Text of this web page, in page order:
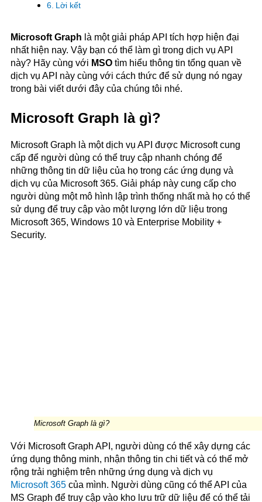
Lời kết
Microsoft Graph là một giải pháp API tích hợp hiện đại
nhất hiện nay. Vậy bạn có thể làm gì trong dịch vụ API
này? Hãy cùng với MSO tìm hiểu thông tin tổng quan về
dịch vụ API này cùng với cách thức để sử dụng nó ngay
trong bài viết dưới đây của chúng tôi nhé.
Microsoft Graph là gì?
Microsoft Graph là một dịch vụ API được Microsoft cung
cấp để người dùng có thể truy cập nhanh chóng để
những thông tin dữ liệu của họ trong các ứng dụng và
dịch vụ của Microsoft 365. Giải pháp này cung cấp cho
người dùng một mô hình lập trình thống nhất mà họ có thể
sử dụng để truy cập vào một lượng lớn dữ liệu trong
Microsoft 365, Windows 10 và Enterprise Mobility +
Security.
Microsoft Graph là gì?
Với Microsoft Graph API, người dùng có thể xây dựng các
ứng dụng thông minh, nhận thông tin chi tiết và có thể mở
rộng trải nghiệm trên những ứng dụng và dịch vụ
Microsoft 365 của mình. Người dùng cũng có thể API của
MS Graph để truy cập vào kho lưu trữ dữ liệu để có thể tải